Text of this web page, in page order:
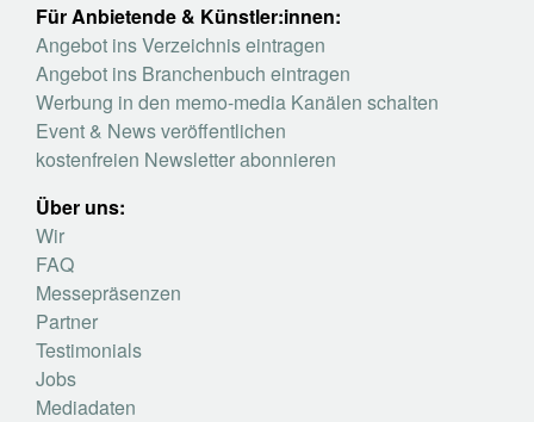
Für Anbietende & Künstler:innen:
Angebot ins Verzeichnis eintragen
Angebot ins Branchenbuch eintragen
Werbung in den memo-media Kanälen schalten
Event & News veröffentlichen
kostenfreien Newsletter abonnieren
Über uns:
Wir
FAQ
Messepräsenzen
Partner
Testimonials
Jobs
Mediadaten